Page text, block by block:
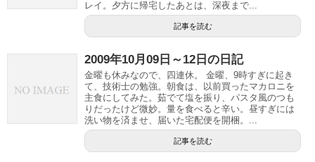
レイ。夕方に帰宅したあとは、深夜まで...
記事を読む
2009年10月09日～12日の日記
金曜も休みなので、四連休。 金曜、9時すぎに起き
て、技術士の勉強。朝食は、以前買ったマカロニを
主食にしてみた。茹でて塩を振り、パスタ風のつも
りだったけど微妙。量を食べると辛い。昼すぎには
洗い物を済ませ、届いた宅配便を開梱。...
記事を読む